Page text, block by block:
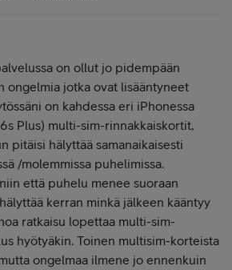
on ollut jo pidempään
ongelmia jotka ovat lisääntyneet
on kahdessa eri iPhonessa
Plus) multi-sim-rinnakkaiskortit,
pitäisi hälyttää samanaikaisesti
/molemmissa puhelimissa.
että puhelu menee suoraan
kerran minkä jälkeen kääntyy
ratkaisu lopettaa multi-sim-
hyötyäkin. Toinen multisim-korteista
ongelmaa ilmene jo ennenkuin